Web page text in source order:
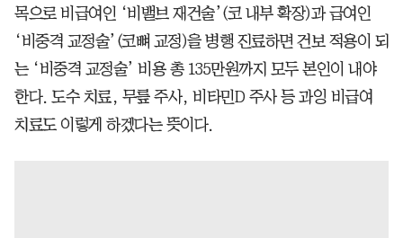
목으로 비급여인 ‘비밸브 재건술’(코 내부 확장)과 급여인
‘비중격 교정술’(코뼈 교정)을 병행 진료하면 건보 적용이 되
는 ‘비중격 교정술’ 비용 총 135만원까지 모두 본인이 내야
한다. 도수 치료, 무릎 주사, 비타민D 주사 등 과잉 비급여
치료도 이렇게 하겠다는 뜻이다.